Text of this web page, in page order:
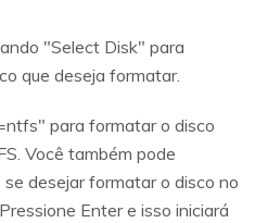
"Select Disk" para
que deseja formatar.
para formatar o disco
Você também pode
desejar formatar o disco no
Enter e isso iniciará